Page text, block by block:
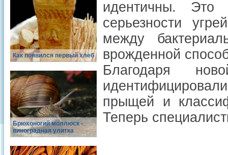
Как появился первый хлеб
Брюхоногий моллюск -
виноградная улитка
идентичны. Это
серьезности
между
врожденной
Благодаря
прыщей и
Теперь